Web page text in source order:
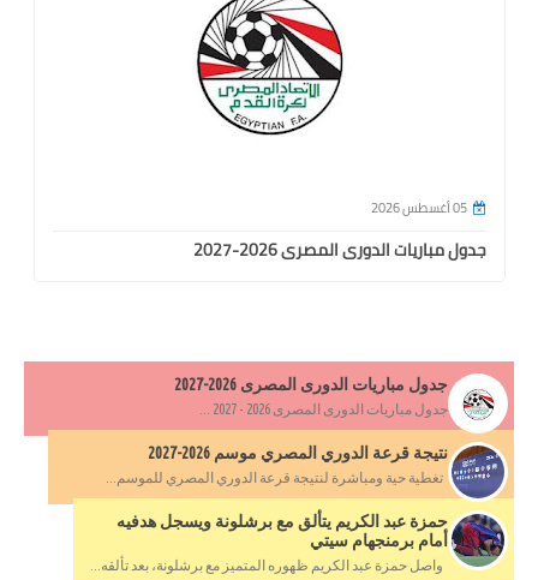
05 أغسطس 2026
جدول مباريات الدورى المصرى 2026-2027
جدول مباريات الدورى المصرى 2026-2027
جدول مباريات الدورى المصرى 2026 - 2027 ...
نتيجة قرعة الدوري المصري موسم 2026-2027
تغطية حية ومباشرة لنتيجة قرعة الدوري المصري للموسم...
حمزة عبد الكريم يتألق مع برشلونة ويسجل هدفيه
أمام برمنجهام سيتي
واصل حمزة عبد الكريم ظهوره المتميز مع برشلونة، بعد تألقه...